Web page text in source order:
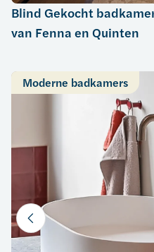
Blind Gekocht
van Fenna en Quinten
Moderne badkamers